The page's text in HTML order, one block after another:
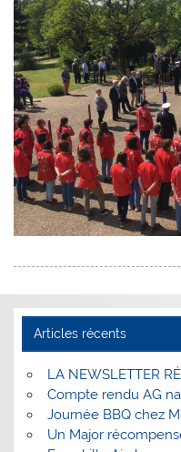
Articles récents
LA NEWSLETTER
Compte rendu AG
Journée BBQ chez
Un Major